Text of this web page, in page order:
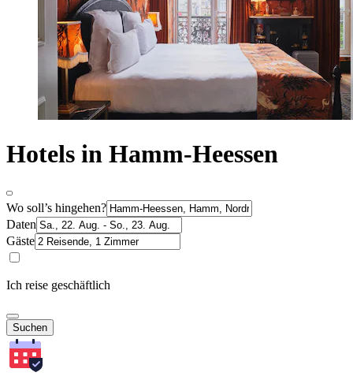
Hotels in Hamm-Heessen
Wo soll’s hingehen?
Daten
Gäste
Ich reise geschäftlich
Suchen